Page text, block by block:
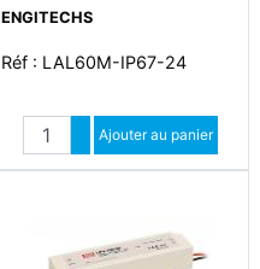
ENGITECHS
Réf : LAL60M-IP67-24
Quantité
Augmenter quantité
Diminuer quantité
Ajouter au panier